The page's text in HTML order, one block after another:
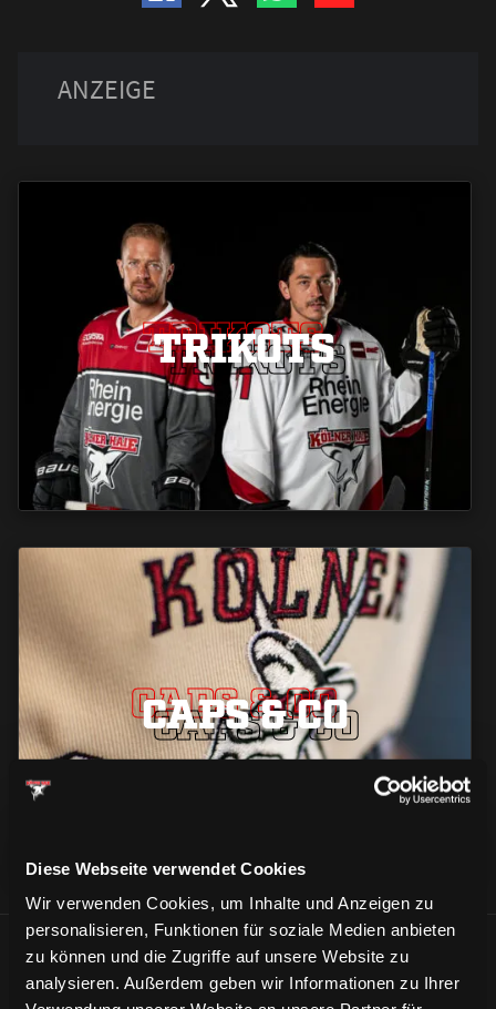
Diese Webseite verwendet Cookies
Wir verwenden Cookies, um Inhalte und Anzeigen zu
personalisieren, Funktionen für soziale Medien anbieten
zu können und die Zugriffe auf unsere Website zu
analysieren. Außerdem geben wir Informationen zu Ihrer
TRIKOTS
TRIKOTS
TRIKOTS
CAPS & CO
CAPS & CO
CAPS & CO
ÄHNLICHE NEWS